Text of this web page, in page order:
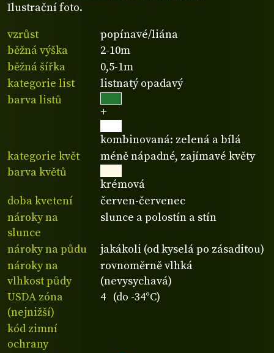
Ilustrační foto.
vzrůst
popínavé/liána
běžná výška
2-10m
běžná šířka
0,5-1m
kategorie list
listnatý opadavý
barva listů
+
kombinovaná: zelená a bílá
kategorie květ
méně nápadné, zajímavé květy
barva květů
krémová
doba kvetení
červen-červenec
nároky na
slunce
slunce a polostín a stín
nároky na půdu
jakákoli (od kyselá po zásaditou)
nároky na
vlhkost půdy
rovnoměrně vlhká
(nevysychavá)
USDA zóna
(nejnižší)
4 (do -34°C)
kód zimní
ochrany